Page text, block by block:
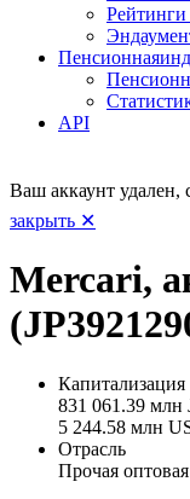
Пенсионная
API
Ваш аккаунт удален,
закрыть ✕
Mercari,
Капитализация
831 061.39 млн
5 244.58 млн
Отрасль
Прочая